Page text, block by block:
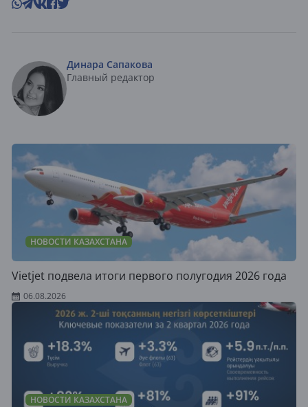
Динара Сапакова
Главный редактор
НОВОСТИ КАЗАХСТАНА
Vietjet подвела итоги первого полугодия 2026 года
06.08.2026
НОВОСТИ КАЗАХСТАНА